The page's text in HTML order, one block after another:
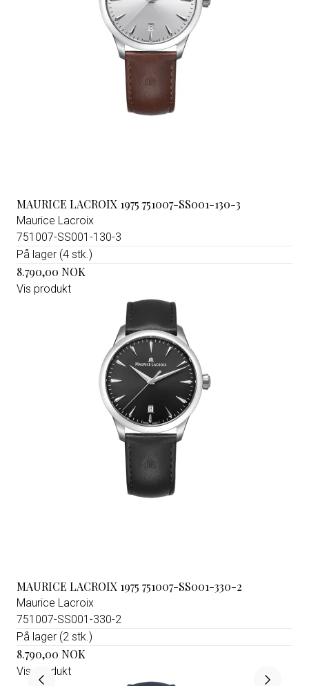
MAURICE LACROIX 1975 751007-SS001-130-3
Maurice Lacroix
751007-SS001-130-3
På lager (4 stk.)
8.790,00 NOK
Vis produkt
MAURICE LACROIX 1975 751007-SS001-330-2
Maurice Lacroix
751007-SS001-330-2
På lager (2 stk.)
8.790,00 NOK
Vis produkt